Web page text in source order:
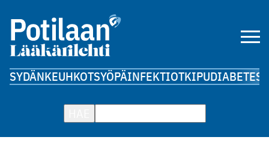
SYDÄNKEUHKOTSYÖPÄINFEKTIOTKIPUDIABETES